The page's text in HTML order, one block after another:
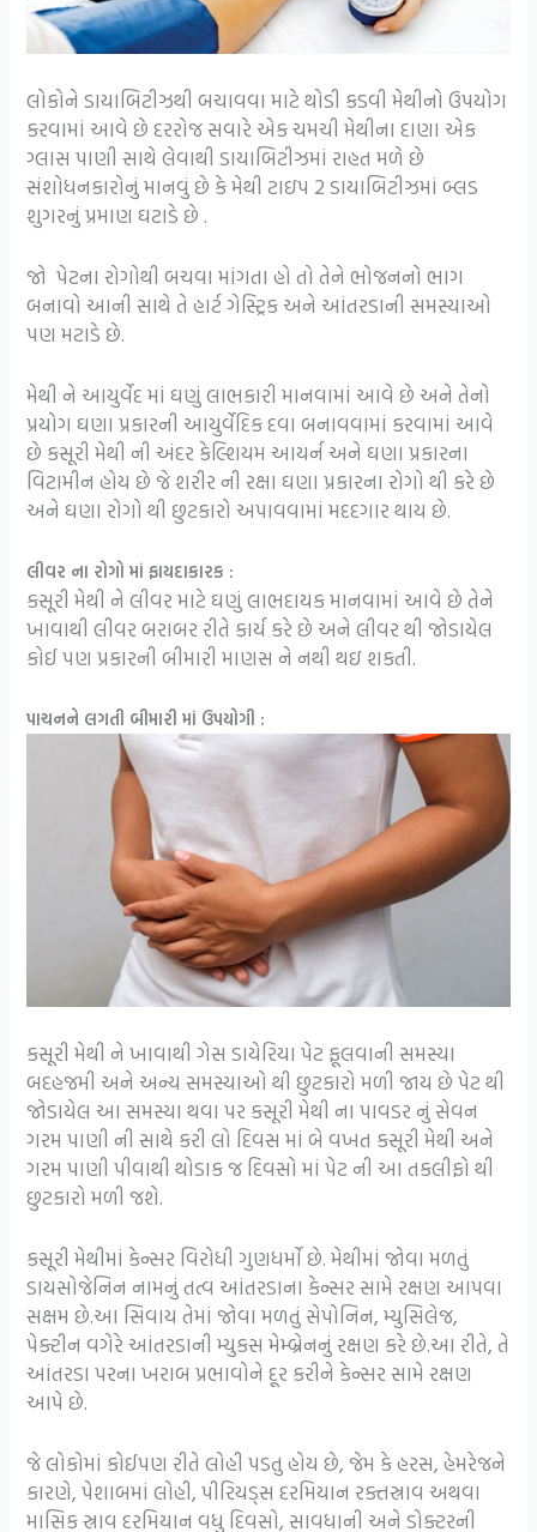
લોકોને ડાયાબિટીઝથી બચાવવા માટે થોડી કડવી મેથીનો ઉપયોગ
કરવામાં આવે છે દરરોજ સવારે એક ચમચી મેથીના દાણા એક
ગ્લાસ પાણી સાથે લેવાથી ડાયાબિટીઝમાં રાહત મળે છે
સંશોધનકારોનું માનવું છે કે મેથી ટાઇપ 2 ડાયાબિટીઝમાં બ્લડ
શુગરનું પ્રમાણ ઘટાડે છે .
જો પેટના રોગોથી બચવા માંગતા હો તો તેને ભોજનનો ભાગ
બનાવો આની સાથે તે હાર્ટ ગેસ્ટ્રિક અને આંતરડાની સમસ્યાઓ
પણ મટાડે છે.
મેથી ને આયુર્વેદ માં ઘણું લાભકારી માનવામાં આવે છે અને તેનો
પ્રયોગ ઘણા પ્રકારની આયુર્વેદિક દવા બનાવવામાં કરવામાં આવે
છે કસૂરી મેથી ની અંદર કેલ્શિયમ આયર્ન અને ઘણા પ્રકારના
વિટામીન હોય છે જે શરીર ની રક્ષા ઘણા પ્રકારના રોગો થી કરે છે
અને ઘણા રોગો થી છુટકારો અપાવવામાં મદદગાર થાય છે.
લીવર ના રોગો માં ફાયદાકારક :
કસૂરી મેથી ને લીવર માટે ઘણું લાભદાયક માનવામાં આવે છે તેને
ખાવાથી લીવર બરાબર રીતે કાર્ય કરે છે અને લીવર થી જોડાયેલ
કોઈ પણ પ્રકારની બીમારી માણસ ને નથી થઇ શકતી.
પાચનને લગતી બીમારી માં ઉપયોગી :
કસૂરી મેથી ને ખાવાથી ગેસ ડાયેરિયા પેટ ફૂલવાની સમસ્યા
બદહજમી અને અન્ય સમસ્યાઓ થી છુટકારો મળી જાય છે પેટ થી
જોડાયેલ આ સમસ્યા થવા પર કસૂરી મેથી ના પાવડર નું સેવન
ગરમ પાણી ની સાથે કરી લો દિવસ માં બે વખત કસૂરી મેથી અને
ગરમ પાણી પીવાથી થોડાક જ દિવસો માં પેટ ની આ તકલીફો થી
છુટકારો મળી જશે.
કસૂરી મેથીમાં કેન્સર વિરોધી ગુણધર્મો છે. મેથીમાં જોવા મળતું
ડાયસોજેનિન નામનું તત્વ આંતરડાના કેન્સર સામે રક્ષણ આપવા
સક્ષમ છે.આ સિવાય તેમાં જોવા મળતું સેપોનિન, મ્યુસિલેજ,
પેક્ટીન વગેરે આંતરડાની મ્યુકસ મેમ્બ્રેનનું રક્ષણ કરે છે.આ રીતે, તે
આંતરડા પરના ખરાબ પ્રભાવોને દૂર કરીને કેન્સર સામે રક્ષણ
આપે છે.
જે લોકોમાં કોઈપણ રીતે લોહી પડતુ હોય છે, જેમ કે હરસ, હેમરેજને
કારણે, પેશાબમાં લોહી, પીરિયડ્સ દરમિયાન રક્તસ્રાવ અથવા
માસિક સ્રાવ દરમિયાન વધુ દિવસો, સાવધાની અને ડોક્ટરની